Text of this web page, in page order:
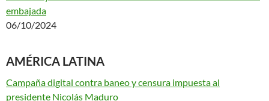
embajada
06/10/2024
AMÉRICA LATINA
Campaña digital contra baneo y censura impuesta al
presidente Nicolás Maduro